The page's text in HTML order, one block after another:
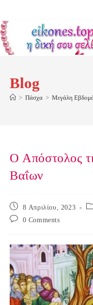
content
Blog
> Πάσχα > Μεγάλη
Ο Απόστολος
Βαΐων
Post
published:
8 Απριλίου, 2023
Post
0 Comments